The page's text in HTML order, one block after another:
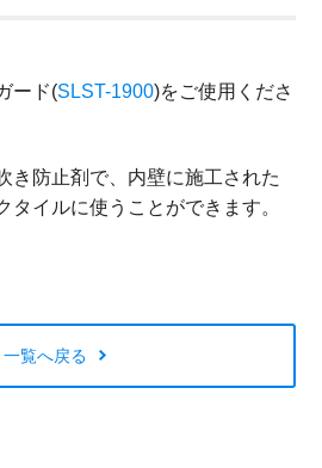
ード(SLST-1900)をご使用くださ
き防止剤で、内壁に施工された
タイルに使うことができます。
一覧へ戻る